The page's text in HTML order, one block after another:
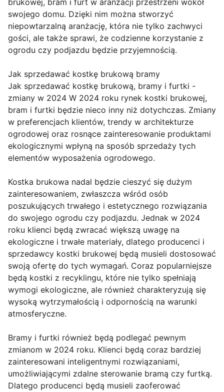
brukowej, bram i furt w aranżacji przestrzeni wokół
swojego domu. Dzięki nim można stworzyć
niepowtarzalną aranżację, która nie tylko zachwyci
gości, ale także sprawi, że codzienne korzystanie z
ogrodu czy podjazdu będzie przyjemnością.
Jak sprzedawać kostkę brukową bramy
Jak sprzedawać kostkę brukową, bramy i furtki -
zmiany w 2024 W 2024 roku rynek kostki brukowej,
bram i furtki będzie nieco inny niż dotychczas. Zmiany
w preferencjach klientów, trendy w architekturze
ogrodowej oraz rosnące zainteresowanie produktami
ekologicznymi wpłyną na sposób sprzedaży tych
elementów wyposażenia ogrodowego.
Kostka brukowa nadal będzie cieszyć się dużym
zainteresowaniem, zwłaszcza wśród osób
poszukujących trwałego i estetycznego rozwiązania
do swojego ogrodu czy podjazdu. Jednak w 2024
roku klienci będą zwracać większą uwagę na
ekologiczne i trwałe materiały, dlatego producenci i
sprzedawcy kostki brukowej będą musieli dostosować
swoją ofertę do tych wymagań. Coraz popularniejsze
będą kostki z recyklingu, które nie tylko spełniają
wymogi ekologiczne, ale również charakteryzują się
wysoką wytrzymałością i odpornością na warunki
atmosferyczne.
Bramy i furtki również będą podlegać pewnym
zmianom w 2024 roku. Klienci będą coraz bardziej
zainteresowani inteligentnymi rozwiązaniami,
umożliwiającymi zdalne sterowanie bramą czy furtką.
Dlatego producenci będą musieli zaoferować